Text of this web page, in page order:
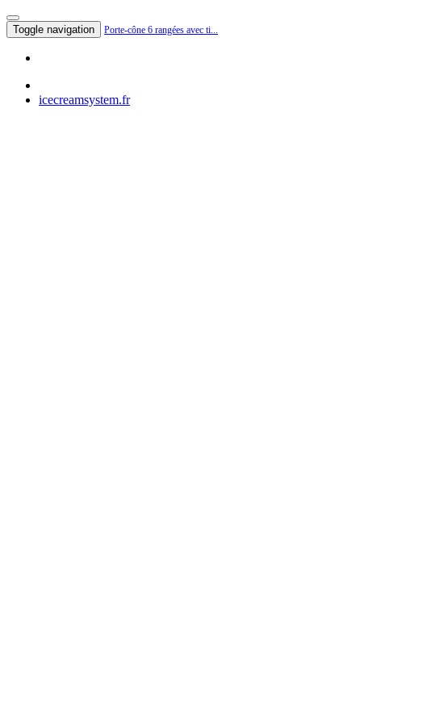
Toggle navigation Porte-cône 6 rangées avec ti...
icecreamsystem.fr